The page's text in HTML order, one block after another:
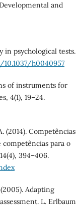
and
in psychological tests.
h0040957
of instruments for
4(1), 19–24.
(2014). Competências
para o
394–406.
Adapting
L. Erlbaum